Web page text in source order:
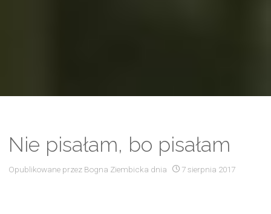
Nie pisałam, bo pisałam
Opublikowane przez Bogna Ziembicka dnia 7 sierpnia 2017